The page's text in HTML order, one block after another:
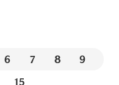
6 7 8
9
15